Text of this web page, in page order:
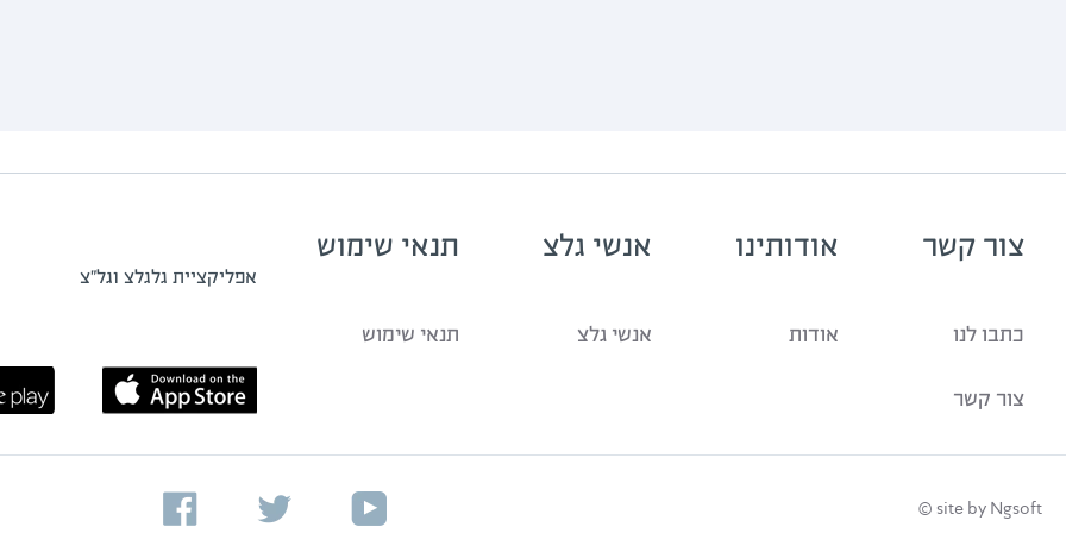
צור קשר
כתבו לנו
צור קשר
אודותינו
אודות
אנשי גלצ
אנשי גלצ
תנאי שימוש
תנאי שימוש
אפליקציית גלגלצ וגל"צ
site by Ngsoft ©